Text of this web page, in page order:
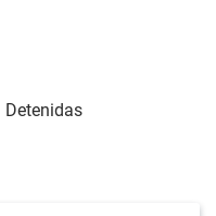
Detenidas